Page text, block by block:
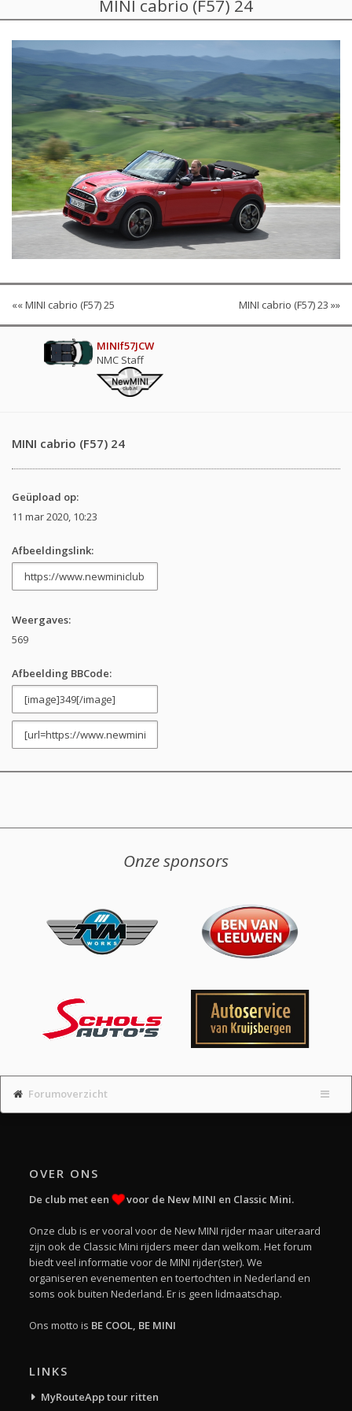
MINI cabrio (F57) 24
«« MINI cabrio (F57) 25 MINI cabrio (F57) 23 »»
MINIf57JCW
NMC Staff
MINI cabrio (F57) 24
Geüpload op:
11 mar 2020, 10:23
Afbeeldingslink:
Weergaves:
569
Afbeelding BBCode:
Onze sponsors
Forumoverzicht
OVER ONS
De club met een voor de New MINI en Classic Mini.
Onze club is er vooral voor de New MINI rijder maar uiteraard
zijn ook de Classic Mini rijders meer dan welkom. Het forum
biedt veel informatie voor de MINI rijder(ster). We
organiseren evenementen en toertochten in Nederland en
soms ook buiten Nederland. Er is geen lidmaatschap.
Ons motto is BE COOL, BE MINI
LINKS
MyRouteApp tour ritten